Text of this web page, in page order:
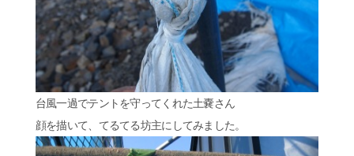
台風一過でテントを守ってくれた土嚢さん
顔を描いて、てるてる坊主にしてみました。